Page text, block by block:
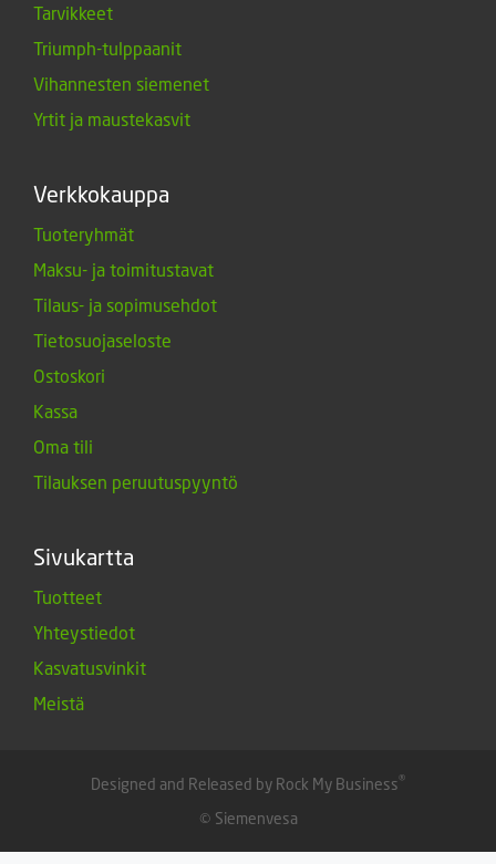
Tarvikkeet
Triumph-tulppaanit
Vihannesten siemenet
Yrtit ja maustekasvit
Verkkokauppa
Tuoteryhmät
Maksu- ja toimitustavat
Tilaus- ja sopimusehdot
Tietosuojaseloste
Ostoskori
Kassa
Oma tili
Tilauksen peruutuspyyntö
Sivukartta
Tuotteet
Yhteystiedot
Kasvatusvinkit
Meistä
Designed and Released by Rock My Business®
© Siemenvesa